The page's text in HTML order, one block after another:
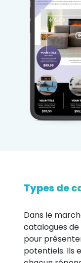
Types de
Dans le
catalogues
pour
potentiels. Ils